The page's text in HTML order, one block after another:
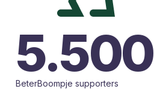
5.500
BeterBoompje supporters